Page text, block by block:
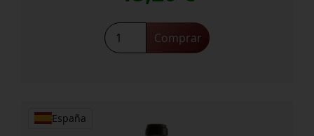
Atteca
cantidad
Comprar
España